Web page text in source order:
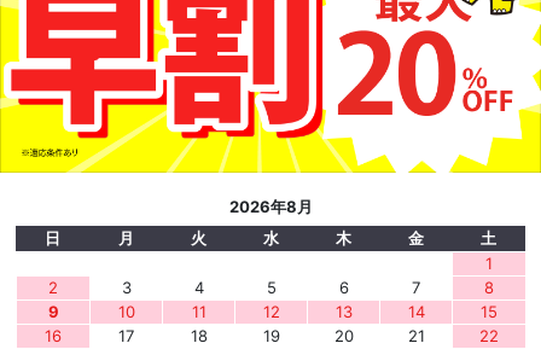
2026年8月
日
月 火 水 木 金
土
1
2
3 4 5 6 7
8
9
10 11 12 13 14
15
16
17 18 19 20 21
22